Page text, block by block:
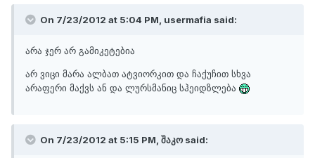
On 7/23/2012 at 5:04 PM, usermafia said:
არა ჯერ არ გამიკეტებია
არ ვიცი მარა ალბათ ატვიორკით და ჩაქუჩით სხვა
არაფერი მაქვს ან და ლურსმანიც სჰეიდზლება
On 7/23/2012 at 5:15 PM, შაკო said: